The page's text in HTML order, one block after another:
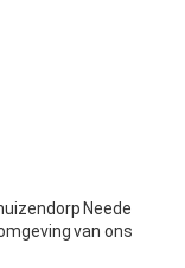
Neede
van ons